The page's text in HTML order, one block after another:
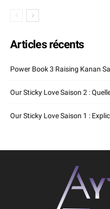
Articles récents
Power Book 3 Raising Kanan
Our Sticky Love Saison 2 :
Our Sticky Love Saison 1 :